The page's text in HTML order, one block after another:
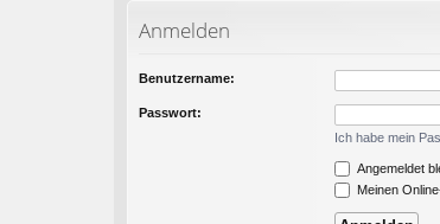
Anmelden
Benutzername:
Passwort:
Ich habe mein
Angemeldet
Meinen